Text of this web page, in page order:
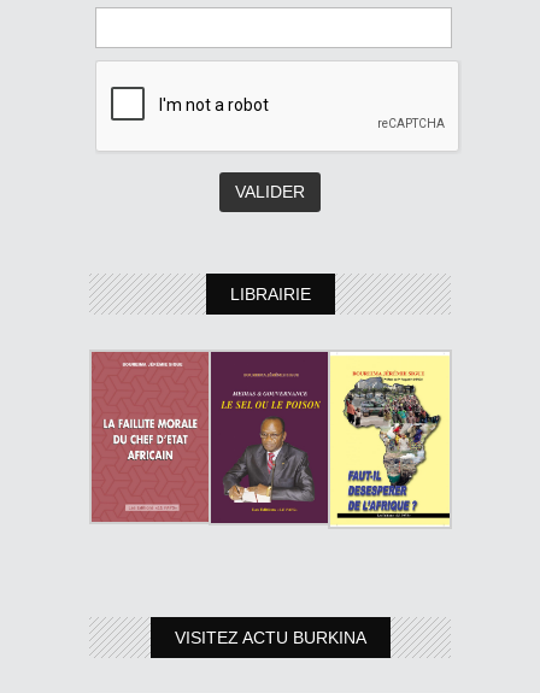
LIBRAIRIE
VISITEZ ACTU BURKINA